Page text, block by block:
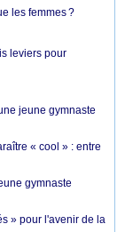
les femmes ?
leviers pour
jeune gymnaste
« cool » : entre
gymnaste
» pour l'avenir de la